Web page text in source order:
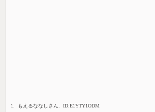
1. もえるななしさん. ID:E1YTY1ODM